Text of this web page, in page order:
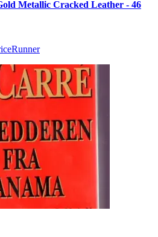
Metallic Cracked Leather - 46